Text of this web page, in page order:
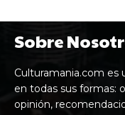
Sobre
Culturamania.com es
en todas sus formas:
opinión,